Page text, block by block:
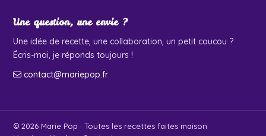
Une question, une envie ?
Une idée de recette, une collaboration, un petit coucou ?
Écris-moi, je réponds toujours !
contact@mariepop.fr
© 2026 Marie Pop · Toutes les recettes faites maison